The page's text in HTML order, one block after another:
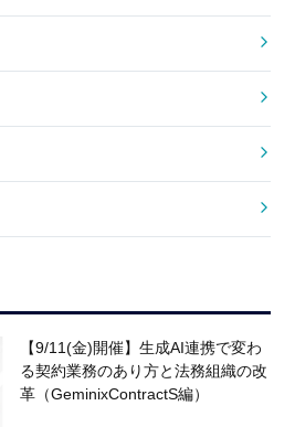
【9/11(金)開催】生成AI連携で変わ
る契約業務のあり方と法務組織の改
革（GeminixContractS編）